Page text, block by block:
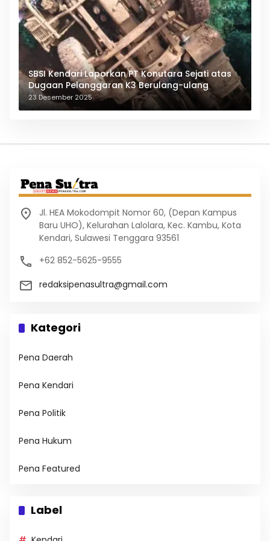
SBSI Kendari Laporkan PT Konutara Sejati atas
Dugaan Pelanggaran K3 Berulang-ulang
23 Desember 2025
Jl. HEA Mokodompit Nomor 60, (Depan Kampus
Baru UHO), Kelurahan Lalolara, Kec. Kambu, Kota
Kendari, Sulawesi Tenggara 93561
+62 852-5625-9555
redaksipenasultra@gmail.com
Kategori
Pena Daerah
Pena Kendari
Pena Politik
Pena Hukum
Pena Featured
Label